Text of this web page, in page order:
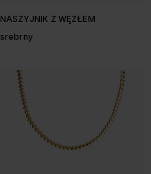
NASZYJNIK Z WĘZŁEM
srebrny